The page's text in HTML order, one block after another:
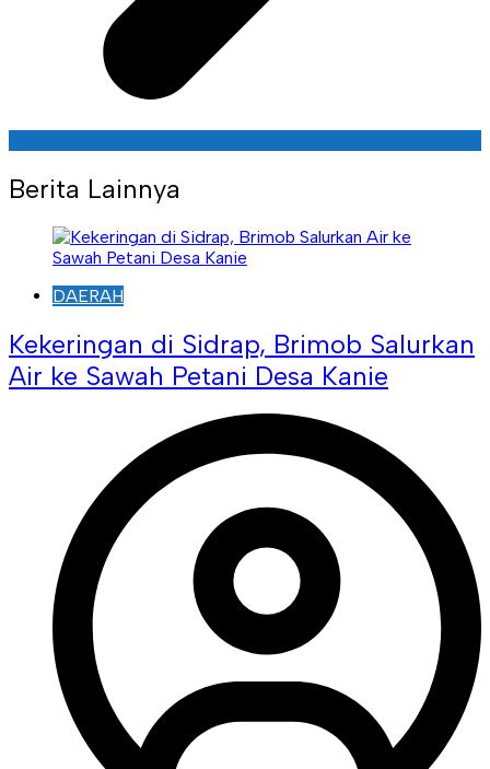
Berita Lainnya
DAERAH
Kekeringan di Sidrap, Brimob Salurkan
Air ke Sawah Petani Desa Kanie